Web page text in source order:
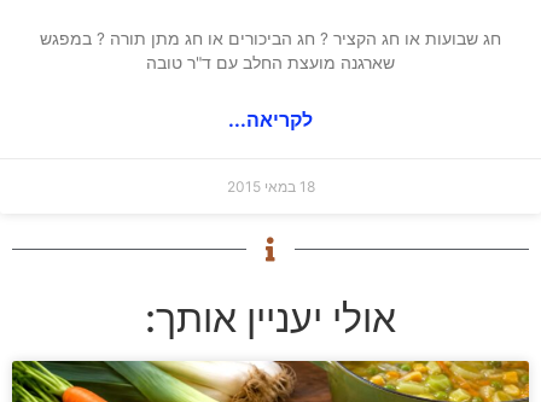
חג שבועות או חג הקציר ? חג הביכורים או חג מתן תורה ? במפגש
שארגנה מועצת החלב עם ד"ר טובה
לקריאה...
18 במאי 2015
אולי יעניין אותך: